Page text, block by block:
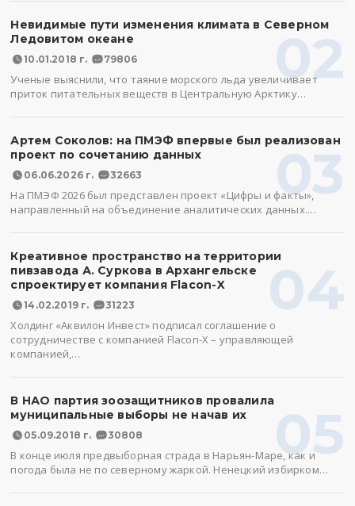
02
Невидимые пути изменения климата в Северном
Ледовитом океане
10.01.2018 г. 79806
Ученые выяснили, что таяние морского льда увеличивает
приток питательных веществ в Центральную Арктику…
03
Артем Соколов: на ПМЭФ впервые был реализован
проект по сочетанию данных
06.06.2026 г. 32663
На ПМЭФ 2026 был представлен проект «Цифры и факты»,
направленный на объединение аналитических данных.…
04
Креативное пространство на территории
пивзавода А. Суркова в Архангельске
спроектирует компания Flacon-X
14.02.2019 г. 31223
Холдинг «Аквилон Инвест» подписал соглашение о
сотрудничестве с компанией Flacon-X – управляющей
компанией,…
05
В НАО партия зоозащитников провалила
муниципальные выборы не начав их
05.09.2018 г. 30808
В конце июля предвыборная страда в Нарьян-Маре, как и
погода была не по северному жаркой. Ненецкий избирком…